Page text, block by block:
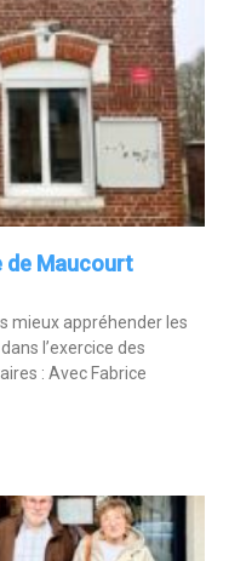
de Maucourt
mieux appréhender les
l’exercice des
: Avec Fabrice